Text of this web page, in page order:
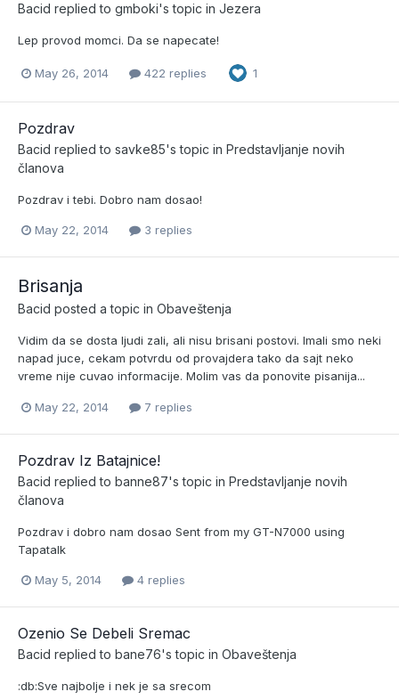
Bacid replied to gmboki's topic in Jezera
Lep provod momci. Da se napecate!
May 26, 2014 422 replies 1
Pozdrav
Bacid replied to savke85's topic in Predstavljanje novih
članova
Pozdrav i tebi. Dobro nam dosao!
May 22, 2014 3 replies
Brisanja
Bacid posted a topic in Obaveštenja
Vidim da se dosta ljudi zali, ali nisu brisani postovi. Imali smo neki
napad juce, cekam potvrdu od provajdera tako da sajt neko
vreme nije cuvao informacije. Molim vas da ponovite pisanija...
May 22, 2014 7 replies
Pozdrav Iz Batajnice!
Bacid replied to banne87's topic in Predstavljanje novih
članova
Pozdrav i dobro nam dosao Sent from my GT-N7000 using
Tapatalk
May 5, 2014 4 replies
Ozenio Se Debeli Sremac
Bacid replied to bane76's topic in Obaveštenja
:db:Sve najbolje i nek je sa srecom